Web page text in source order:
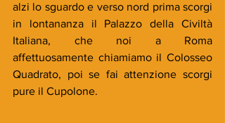
alzi lo sguardo e verso nord prima scorgi
in lontananza il Palazzo della Civiltà
Italiana, che noi a Roma
affettuosamente chiamiamo il Colosseo
Quadrato, poi se fai attenzione scorgi
pure il Cupolone.